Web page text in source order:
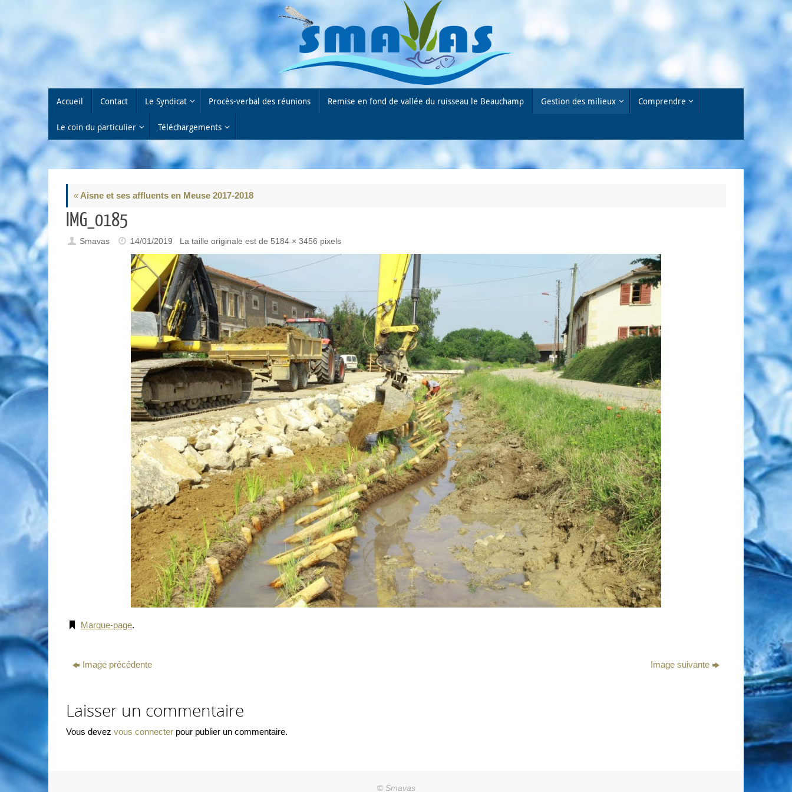
auAccueil Contact Le Syndicat Procès-verbal des réunions Remise en fond de vallée du ruisseau le Beauchamp Gestion des milieux Comprendre
Le coin du particulier Téléchargements
« Aisne et ses affluents en Meuse 2017-2018
IMG_0185
Smavas 14/01/2019 La taille originale est de 5184 × 3456 pixels
Marque-page.
Image précédente Image suivante
Laisser un commentaire
Vous devez vous connecter pour publier un commentaire.
© Smavas